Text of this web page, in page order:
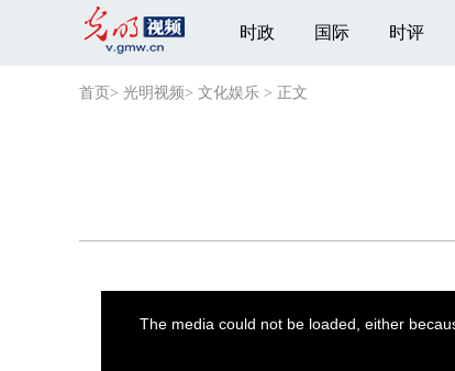
时政 国际 时评
首页 > 光明视频> 文化娱乐 > 正文
The media could not be loaded, either